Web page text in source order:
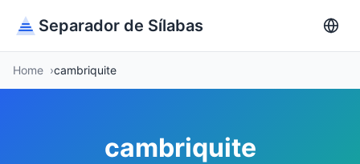
Separador de Sílabas
Home cambriquite
cambriquite